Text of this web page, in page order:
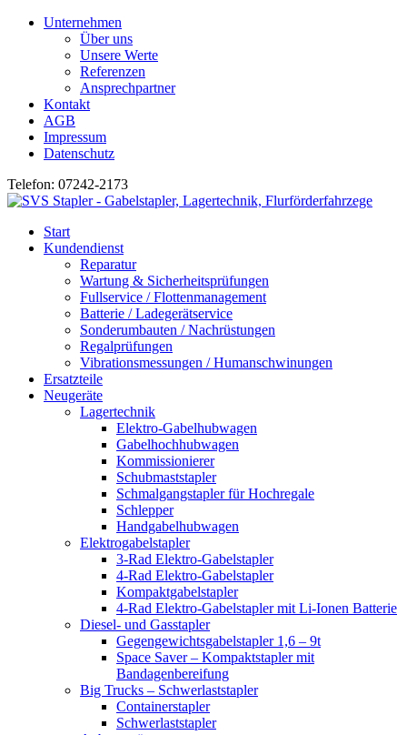
Unternehmen
Über uns
Unsere Werte
Referenzen
Ansprechpartner
Kontakt
AGB
Impressum
Datenschutz
Telefon: 07242-2173
Start
Kundendienst
Reparatur
Wartung & Sicherheitsprüfungen
Fullservice / Flottenmanagement
Batterie / Ladegerätservice
Sonderumbauten / Nachrüstungen
Regalprüfungen
Vibrationsmessungen / Humanschwinungen
Ersatzteile
Neugeräte
Lagertechnik
Elektro-Gabelhubwagen
Gabelhochhubwagen
Kommissionierer
Schubmaststapler
Schmalgangstapler für Hochregale
Schlepper
Handgabelhubwagen
Elektrogabelstapler
3-Rad Elektro-Gabelstapler
4-Rad Elektro-Gabelstapler
Kompaktgabelstapler
4-Rad Elektro-Gabelstapler mit Li-Ionen Batterie
Diesel- und Gasstapler
Gegengewichtsgabelstapler 1,6 – 9t
Space Saver – Kompaktstapler mit
Bandagenbereifung
Big Trucks – Schwerlaststapler
Containerstapler
Schwerlaststapler